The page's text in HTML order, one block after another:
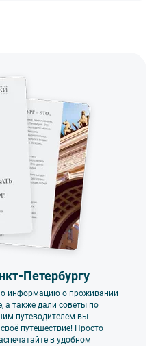
MasterCard, МИР в офисе по адресу
пр., 47, офис 5 (3 этаж)
билетов себе домой или в офис.
для вас место в
рублей. Время и дата доставки
компании заранее.
Петербургу
информацию о проживании
а также дали советы по
путеводителем вы
путешествие! Просто
в удобном